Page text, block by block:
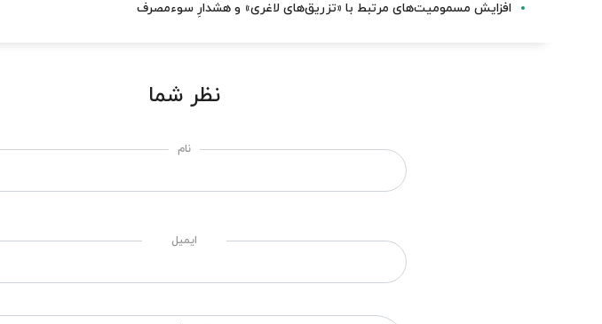
افزایش مسمومیت‌های مرتبط با «تزریق‌های لاغری» و هشدارِ سوءمصرف
نظر شما
نام
ایمیل